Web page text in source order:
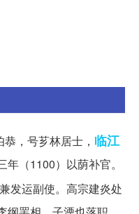
，号芗林居士， 临江
年（1100）以荫补官。
发运副使。高宗建炎处